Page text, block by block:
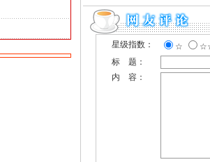
星级指数： ☆
标 题：
内 容：